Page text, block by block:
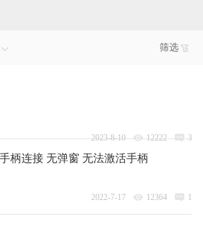
筛选
2023-8-10 12222 3
柄连接 无弹窗 无法激活手柄
2022-7-17 12364 1